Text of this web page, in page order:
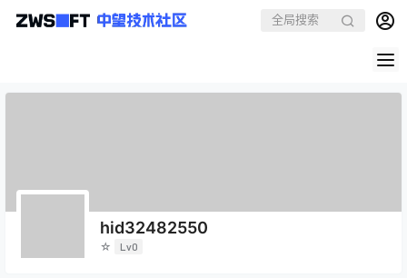
hid32482550
☆ Lv0